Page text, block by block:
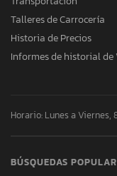
Talleres de Carrocería
Historia de Precios
Informes de historial de
Horario: Lunes a Viernes,
BÚSQUEDAS